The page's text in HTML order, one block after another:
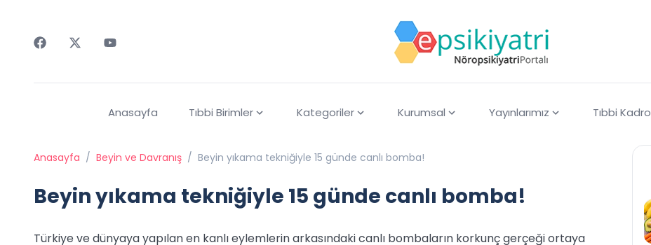
Anasayfa Tıbbi Birimler Kategoriler Kurumsal Yayınlarımız Tıbbi Kadro
Anasayfa / Beyin ve Davranış / Beyin yıkama tekniğiyle 15 günde canlı bomba!
Beyin yıkama tekniğiyle 15 günde canlı bomba!
Türkiye ve dünyaya yapılan en kanlı eylemlerin arkasındaki canlı bombaların korkunç gerçeği ortaya